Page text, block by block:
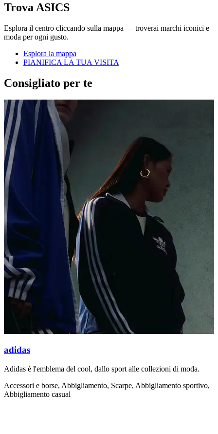
Trova ASICS
Esplora il centro cliccando sulla mappa — troverai marchi iconici e
moda per ogni gusto.
Esplora la mappa
PIANIFICA LA TUA VISITA
Consigliato per te
adidas
Adidas è l'emblema del cool, dallo sport alle collezioni di moda.
Accessori e borse, Abbigliamento, Scarpe, Abbigliamento sportivo,
Abbigliamento casual